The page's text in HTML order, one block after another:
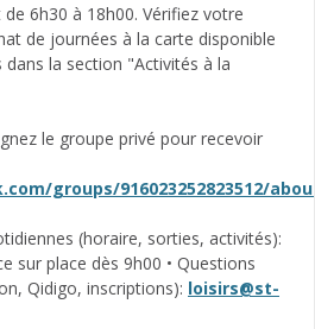
6h30 à 18h00. Vérifiez votre
de journées à la carte disponible
la section "Activités à la
le groupe privé pour recevoir
groups/916023252823512/
(horaire, sorties, activités):
sur place dès 9h00 • Questions
Qidigo, inscriptions): loisirs@st-